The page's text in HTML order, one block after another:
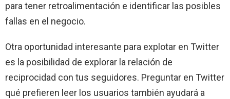
para tener retroalimentación e identificar las posibles
fallas en el negocio.
Otra oportunidad interesante para explotar en Twitter
es la posibilidad de explorar la relación de
reciprocidad con tus seguidores. Preguntar en Twitter
qué prefieren leer los usuarios también ayudará a